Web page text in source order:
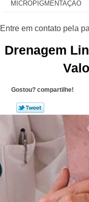
MICROPIGMENTAÇÃO
Drenagem
Gostou? compartilhe!